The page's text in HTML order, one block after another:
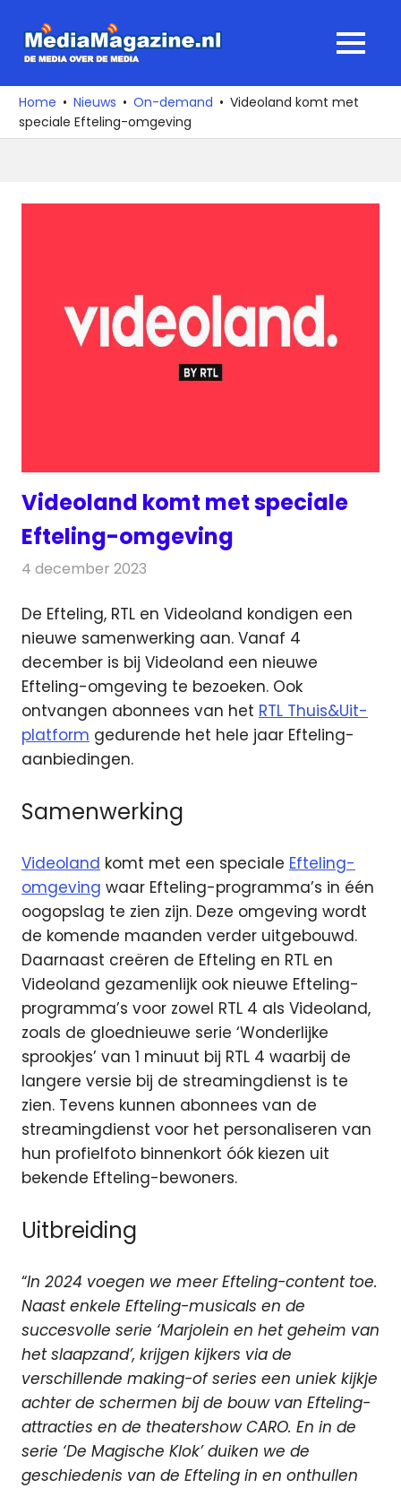
naar
media
over
de
MENU
Home Nieuws On-demand
Videoland komt met
speciale Efteling-omgeving
Videoland komt met speciale
Efteling-omgeving
4 december 2023
De Efteling, RTL en Videoland kondigen een
nieuwe samenwerking aan. Vanaf 4
december is bij Videoland een nieuwe
Efteling-omgeving te bezoeken. Ook
ontvangen abonnees van het RTL Thuis&Uit-
platform gedurende het hele jaar Efteling-
aanbiedingen.
Samenwerking
Videoland komt met een speciale Efteling-
omgeving waar Efteling-programma’s in één
oogopslag te zien zijn. Deze omgeving wordt
de komende maanden verder uitgebouwd.
Daarnaast creëren de Efteling en RTL en
Videoland gezamenlijk ook nieuwe Efteling-
programma’s voor zowel RTL 4 als Videoland,
zoals de gloednieuwe serie ‘Wonderlijke
sprookjes’ van 1 minuut bij RTL 4 waarbij de
langere versie bij de streamingdienst is te
zien. Tevens kunnen abonnees van de
streamingdienst voor het personaliseren van
hun profielfoto binnenkort óók kiezen uit
bekende Efteling-bewoners.
Uitbreiding
“In 2024 voegen we meer Efteling-content toe.
Naast enkele Efteling-musicals en de
succesvolle serie ‘Marjolein en het geheim van
het slaapzand’, krijgen kijkers via de
verschillende making-of series een uniek kijkje
achter de schermen bij de bouw van Efteling-
attracties en de theatershow CARO. En in de
serie ‘De Magische Klok’ duiken we de
geschiedenis van de Efteling in en onthullen